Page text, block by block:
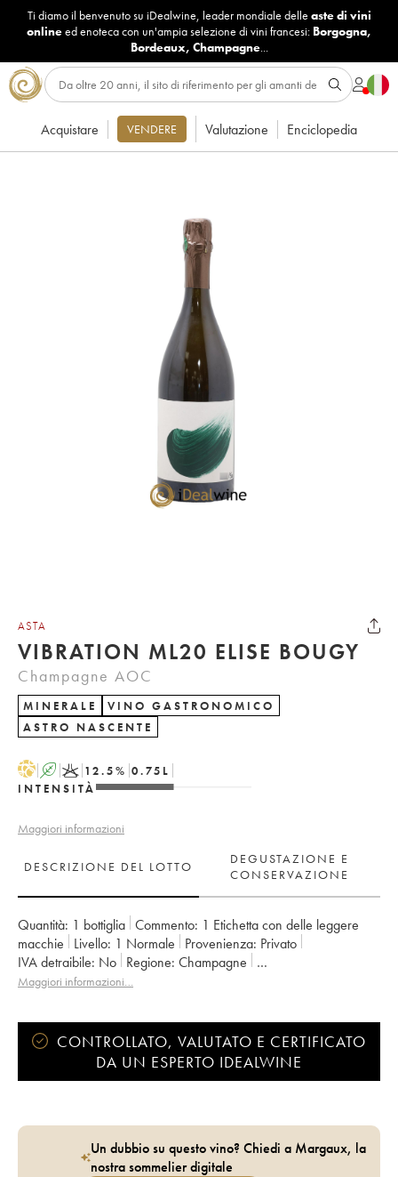
Ti diamo il benvenuto su iDealwine, leader mondiale delle aste di vini
onlineed enoteca con un'ampia selezione di vini francesi: Borgogna,
Bordeaux, Champagne...
Acquistare VENDERE Valutazione Enciclopedia
ASTA
VIBRATION ML20 ELISE BOUGY
Champagne AOC
MINERALE
VINO GASTRONOMICO
ASTRO NASCENTE
H A K 12.5% 0.75 L
INTENSITÀ
Maggiori informazioni
DESCRIZIONE DEL LOTTO
DEGUSTAZIONE E
CONSERVAZIONE
Quantità: 1 bottiglia Commento: 1 Etichetta con delle leggere
macchie
Livello: 1 Normale Provenienza:
privato
IVA detraibile:
no Regione:
Champagne
Denominazione:
Champagne
Maggiori informazioni…
CONTROLLATO, VALUTATO E CERTIFICATO
DA UN ESPERTO IDEALWINE
Un dubbio su questo vino? Chiedi a Margaux, la
nostra sommelier digitale